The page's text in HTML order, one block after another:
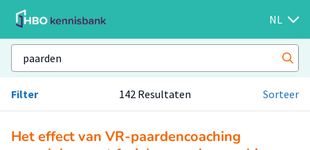
NL
Filter 142 Resultaten Sorteer
Het effect van VR-paardencoaching